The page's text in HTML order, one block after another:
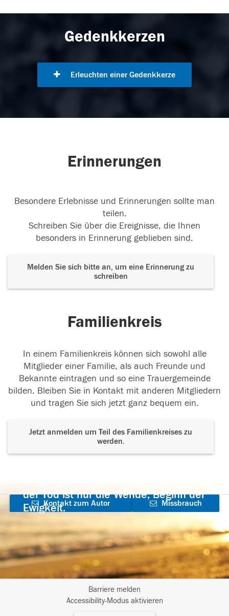
Gedenkkerzen
Erleuchten einer Gedenkkerze
Erinnerungen
Besondere Erlebnisse und Erinnerungen sollte man
teilen.
Schreiben Sie über die Ereignisse, die Ihnen
besonders in Erinnerung geblieben sind.
Melden Sie sich bitte an, um eine Erinnerung zu
schreiben
Familienkreis
In einem Familienkreis können sich sowohl alle
Mitglieder einer Familie, als auch Freunde und
Bekannte eintragen und so eine Trauergemeinde
bilden. Bleiben Sie in Kontakt mit anderen Mitgliedern
und tragen Sie sich jetzt ganz bequem ein.
Jetzt anmelden um Teil des Familienkreises zu
werden.
der Tod ist nur die Wende, Beginn der
Ewigkeit.
Kontakt zum Autor
aufnehmen
Missbrauch
Barriere melden
Accessibility-Modus aktivieren